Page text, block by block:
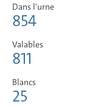
Dans l'urne
854
Valables
811
Blancs
25